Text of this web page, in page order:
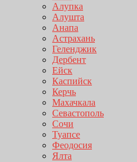
Алупка
Алушта
Анапа
Астрахань
Геленджик
Дербент
Ейск
Каспийск
Керчь
Махачкала
Севастополь
Сочи
Туапсе
Феодосия
Ялта